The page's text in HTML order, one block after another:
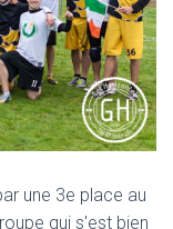
une 3e place au
qui s'est bien